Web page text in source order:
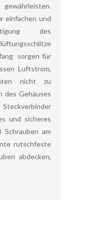
einfachen und
des
sorgen für
Luftstrom,
nicht zu
des Gehäuses
und sicheres
Schrauben am
rutschfeste
abdecken,